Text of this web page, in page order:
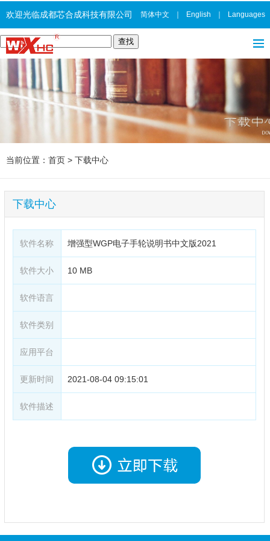
欢迎光临成都芯合成科技有限公司 简体中文 English Languages
当前位置： 首页 > 下载中心
下载中心
软件名称 增强型WGP电子手轮说明书中文版2021
软件大小 10 MB
软件语言
软件类别
应用平台
更新时间 2021-08-04 09:15:01
软件描述